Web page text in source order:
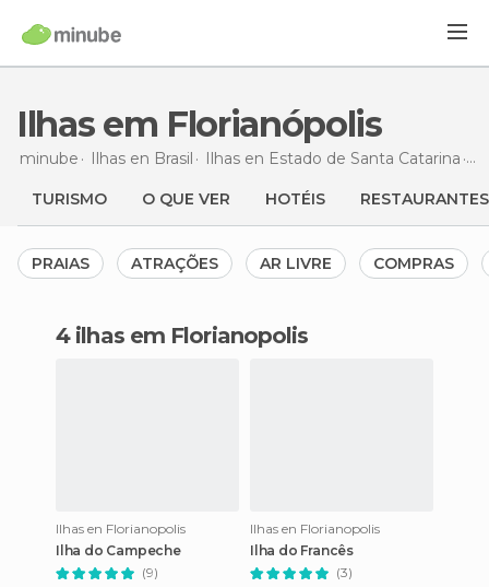
Ilhas em Florianópolis
minube Ilhas en Brasil Ilhas en Estado de Santa Catarina
TURISMO O QUE VER HOTÉIS RESTAURANTES
PRAIAS ATRAÇÕES AR LIVRE COMPRAS
4 ilhas em Florianopolis
Ilhas en Florianopolis
Ilha do Campeche
(9)
Ilhas en Florianopolis
Ilha do Francês
(3)